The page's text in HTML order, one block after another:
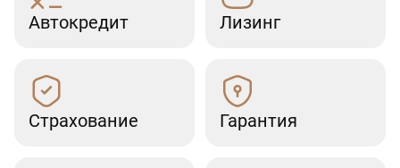
Автокредит Лизинг
Страхование Гарантия